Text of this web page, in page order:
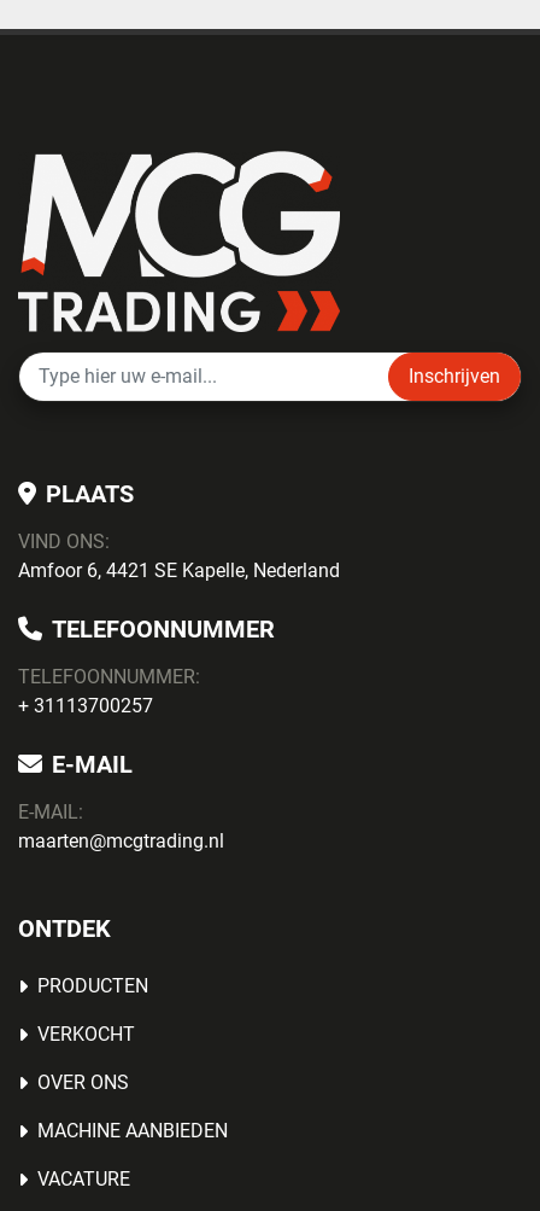
Inschrijven
PLAATS
VIND ONS:
Amfoor 6, 4421 SE Kapelle, Nederland
TELEFOONNUMMER
TELEFOONNUMMER:
+ 31113700257
E-MAIL
E-MAIL:
maarten@mcgtrading.nl
ONTDEK
PRODUCTEN
VERKOCHT
OVER ONS
MACHINE AANBIEDEN
VACATURE